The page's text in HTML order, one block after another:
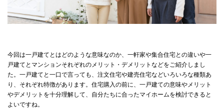
今回は一戸建てとはどのような意味なのか、一軒家や集合住宅との違いや一
戸建てとマンションそれぞれのメリット・デメリットなどをご紹介しまし
た。一戸建てと一口で言っても、注文住宅や建売住宅などいろいろな種類あ
り、それぞれ特徴があります。住宅購入の前に、一戸建ての意味やメリット
やデメリットを十分理解して、自分たちに合ったマイホームを検討できると
よいですね。